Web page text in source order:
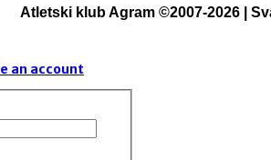
Atletski klub Agram ©2007-2026 |
an account